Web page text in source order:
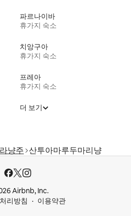
파르나이바
휴가지 숙소
치앙구아
휴가지 숙소
프레아
휴가지 숙소
더 보기
냥주 산투아마루두마리냥
Airbnb, Inc.
리방침
이용약관